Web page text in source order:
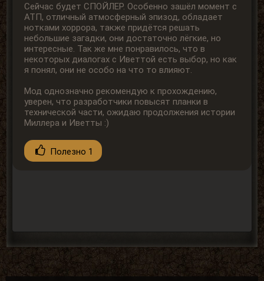
Сейчас будет СПОЙЛЕР. Особенно зашёл момент с
АТП, отличный атмосферный эпизод, обладает
нотками хоррора, также придётся решать
небольшие загадки, они достаточно лёгкие, но
интересные. Так же мне понравилось, что в
некоторых диалогах с Иветтой есть выбор, но как
я понял, они не особо на что то влияют.
Мод однозначно рекомендую к прохождению,
уверен, что разработчики повысят планки в
технической части, ожидаю продолжения истории
Миллера и Иветты :)
Полезно 1